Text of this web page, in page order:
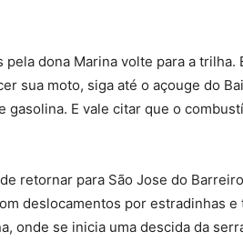
dona Marina volte para a trilha.
sua moto, siga até o açouge do
gasolina. E vale citar que o
retornar para São Jose do
deslocamentos por estradinhas
onde se inicia uma descida da